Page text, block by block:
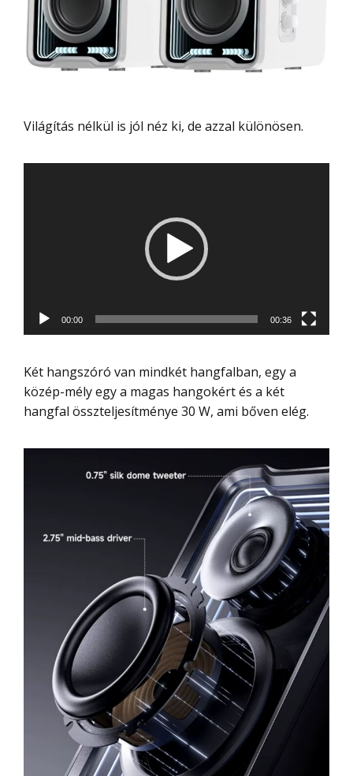
Világítás nélkül is jól néz ki, de azzal különösen.
00:00 00:36
Két hangszóró van mindkét hangfalban, egy a
közép-mély egy a magas hangokért és a két
hangfal összteljesítménye 30 W, ami bőven elég.